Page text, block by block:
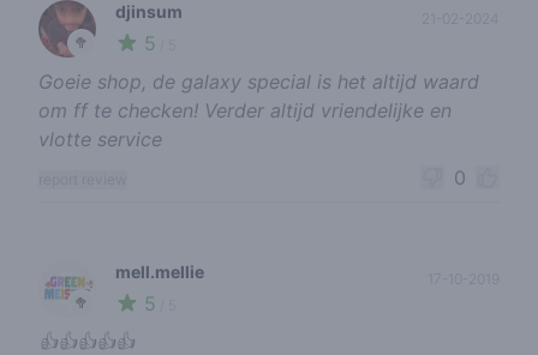
🥦
djinsum
5
Goeie shop, de galaxy special is het altijd waard
om ff te checken! Verder altijd vriendelijke en
vlotte service
0
🥦
mell.mellie
5
👍👍👍👍👍